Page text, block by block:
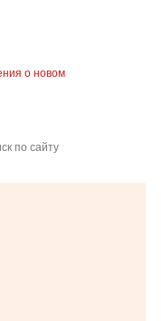
о новом
по сайту